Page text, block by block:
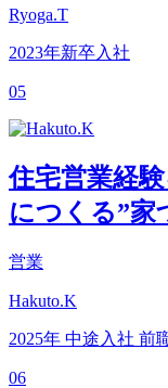
Ryoga.T
2023年新卒入社
05
住宅営業経
につくる”家
営業
Hakuto.K
2025年 中途入社 前
06